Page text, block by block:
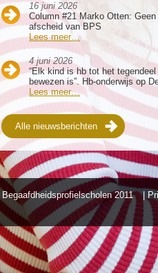
16 juni 2026
Column #21 Marko Otten: Geen
afscheid van BPS
Lees meer…
4 juni 2026
“Elk kind is hb tot het tegendeel
bewezen is”. Hb-onderwijs op
Lees meer…
Alle nieuwsberichten
2011 |